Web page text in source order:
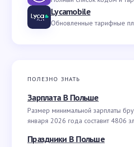
Lycamobile
Обновленные тарифные
ПОЛЕЗНО ЗНАТЬ
Зарплата В Польше
Размер минимальной зарплаты
января 2026 года составит 4806
Праздники В Польше